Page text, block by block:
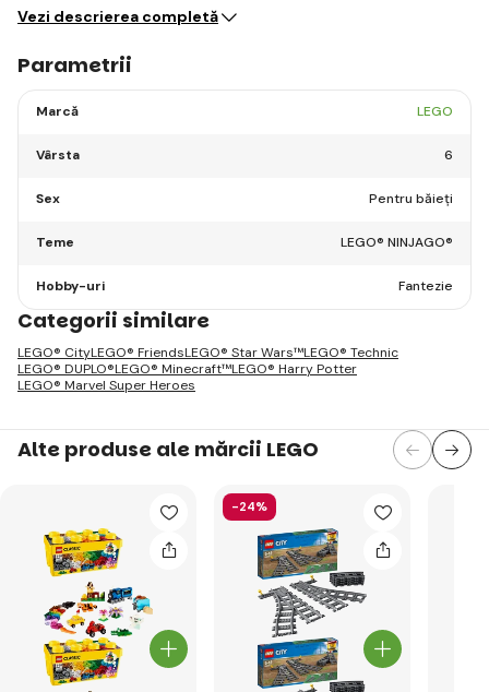
Vezi descrierea completă
Parametrii
Marcă LEGO
Vârsta 6
Sex Pentru băieți
Teme LEGO® NINJAGO®
Hobby-uri Fantezie
Categorii similare
LEGO® CityLEGO® FriendsLEGO® Star Wars™LEGO® Technic
LEGO® DUPLO®LEGO® Minecraft™LEGO® Harry Potter
LEGO® Marvel Super Heroes
Alte produse ale mărcii LEGO
-24%